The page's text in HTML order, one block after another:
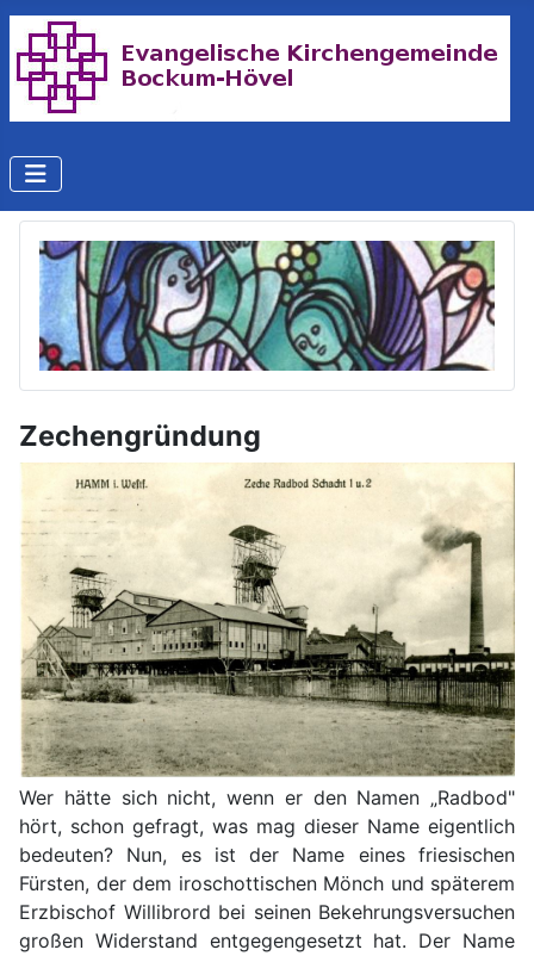
Zechengründung
Wer hätte sich nicht, wenn er den Namen „Radbod"
hört, schon gefragt, was mag dieser Name eigentlich
bedeuten? Nun, es ist der Name eines friesischen
Fürsten, der dem iroschottischen Mönch und späterem
Erzbischof Willibrord bei seinen Bekehrungsversuchen
großen Widerstand entgegengesetzt hat. Der Name